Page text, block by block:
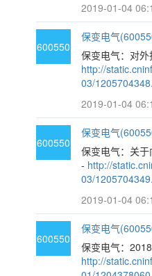
2019-01-04
600550
保变电气
保变电气：对
http://
03/
2019-01-04
600550
保变电气
保变电气：关
- http://
03/
2019-01-04
600550
保变电气
保变电气：
http://